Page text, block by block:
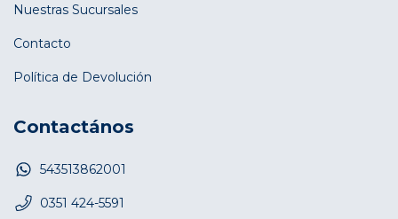
Nuestras Sucursales
Contacto
Política de Devolución
Contactános
543513862001
0351 424-5591